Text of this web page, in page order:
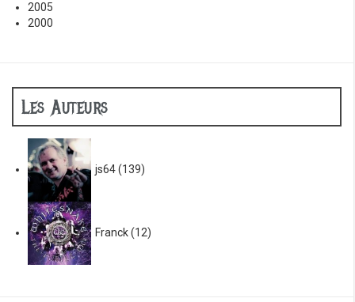
2005
2000
Les Auteurs
js64(139)
Franck(12)